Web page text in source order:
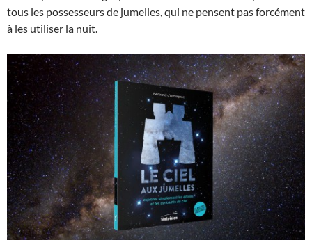
tous les possesseurs de jumelles, qui ne pensent pas forcément
à les utiliser la nuit.